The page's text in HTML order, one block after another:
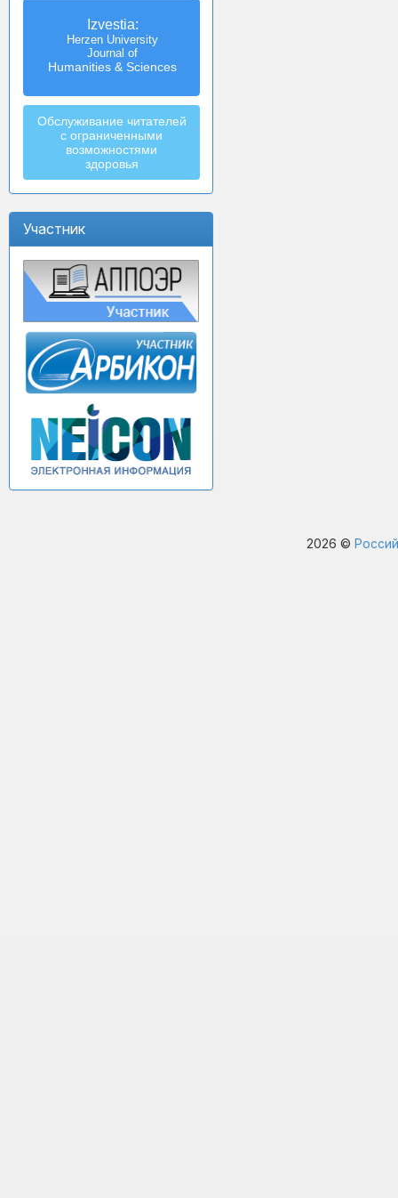
Izvestia:
Herzen University
Journal of
Humanities & Sciences
Обслуживание читателей
с ограниченными
возможностями
здоровья
Участник
2026 ©